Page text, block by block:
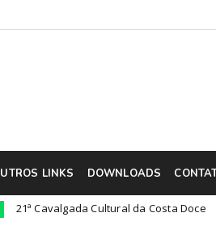
LINKS DOWNLOADS
Cultural da Costa Doce